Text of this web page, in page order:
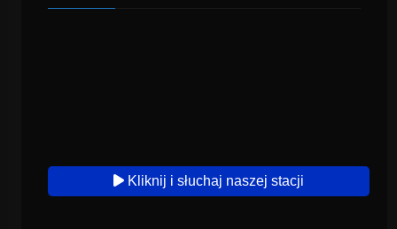
Kliknij i słuchaj naszej stacji